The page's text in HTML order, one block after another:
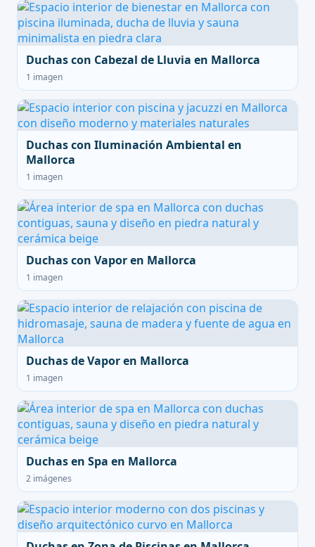
Duchas con Cabezal de Lluvia en Mallorca
1 imagen
Duchas con Iluminación Ambiental en
Mallorca
1 imagen
Duchas con Vapor en Mallorca
1 imagen
Duchas de Vapor en Mallorca
1 imagen
Duchas en Spa en Mallorca
2 imágenes